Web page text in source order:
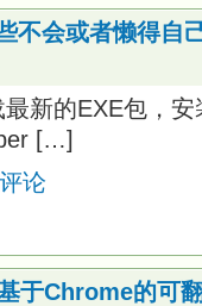
会或者懒得自
新的EXE包，
[…]
论
于Chrome的可